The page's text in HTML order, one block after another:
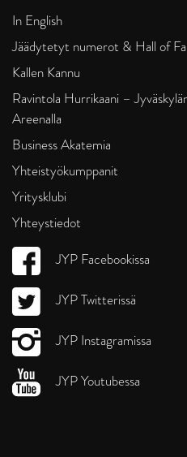
In English
Jäädytetyt numerot & Hall of
Kallen Kannu
Ravintola Hurrikaani –
Areenalla
Business Akatemia
Yhteistyökumppanit
Yritysklubi
Yhteystiedot
JYP Facebookissa
JYP Twitterissä
JYP Instagramissa
JYP Youtubessa